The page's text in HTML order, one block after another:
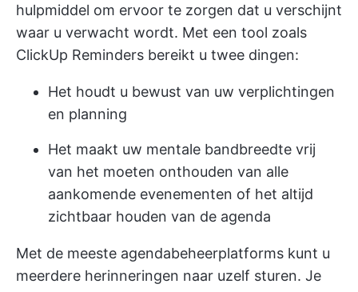
hulpmiddel om ervoor te zorgen dat u verschijnt
waar u verwacht wordt. Met een tool zoals
ClickUp Reminders bereikt u twee dingen:
Het houdt u bewust van uw verplichtingen
en planning
Het maakt uw mentale bandbreedte vrij
van het moeten onthouden van alle
aankomende evenementen of het altijd
zichtbaar houden van de agenda
Met de meeste agendabeheerplatforms kunt u
meerdere herinneringen naar uzelf sturen. Je